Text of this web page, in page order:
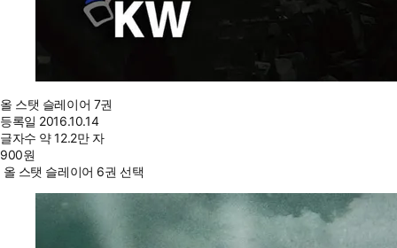
올 스탯 슬레이어 7권
등록일 2016.10.14
글자수 약 12.2만 자
900원
올 스탯 슬레이어 6권 선택